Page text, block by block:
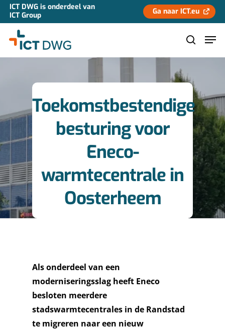
ICT DWG is onderdeel van
ICT Group
Ga naar ICT.eu
Hit enter to search or ESC to close
Toekomstbestendige
besturing voor
Eneco-
warmtecentrale in
Oosterheem
Als onderdeel van een
moderniseringsslag heeft Eneco
besloten meerdere
stadswarmtecentrales in de Randstad
te migreren naar een nieuw